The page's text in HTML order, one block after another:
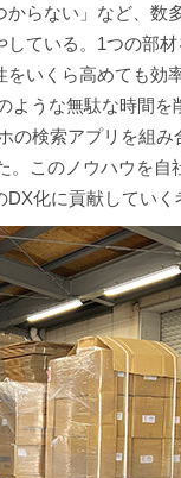
らない」など、数
ている。1つの部
いくら高めても効
ような無駄な時間
の検索アプリを組
このノウハウを自
化に貢献していく